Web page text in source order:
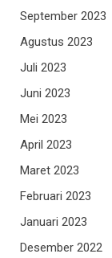
September 2023
Agustus 2023
Juli 2023
Juni 2023
Mei 2023
April 2023
Maret 2023
Februari 2023
Januari 2023
Desember 2022